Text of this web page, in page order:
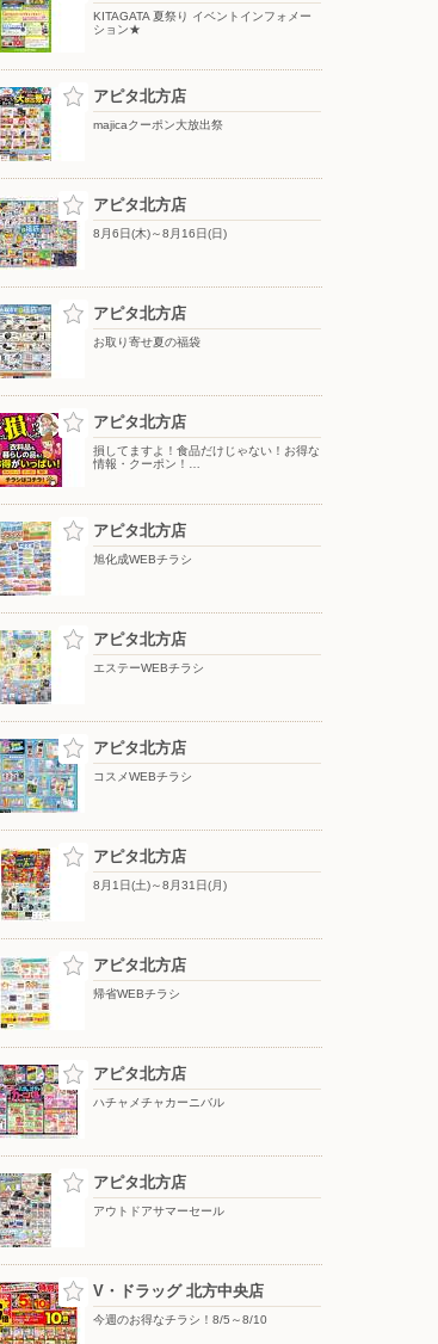
クスリのアオキ アプリ会員募集
中
〒503-0026 岐阜県大垣市室村町3-74-5 ベルプラザ大垣
内
クスリのアオキ/西郷店
〒501-1173 岐阜市中2-177
KITAGATA 夏祭り イベントインフォメー
ション★
アピタ北方店
majicaクーポン大放出祭
アピタ北方店
8月6日(木)～8月16日(日)
アピタ北方店
お取り寄せ夏の福袋
アピタ北方店
損してますよ！食品だけじゃない！お得な
情報・クーポン！…
アピタ北方店
旭化成WEBチラシ
アピタ北方店
エステーWEBチラシ
アピタ北方店
コスメWEBチラシ
アピタ北方店
8月1日(土)～8月31日(月)
アピタ北方店
帰省WEBチラシ
アピタ北方店
ハチャメチャカーニバル
アピタ北方店
アウトドアサマーセール
V・ドラッグ 北方中央店
今週のお得なチラシ！8/5～8/10